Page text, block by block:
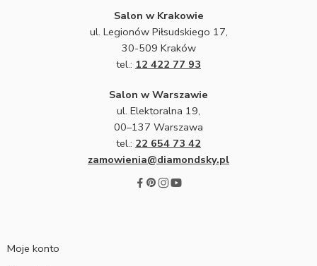
Salon w Krakowie
ul. Legionów Piłsudskiego 17,
30-509 Kraków
tel.: 12 422 77 93
Salon w Warszawie
ul. Elektoralna 19,
00–137 Warszawa
tel.: 22 654 73 42
zamowienia@diamondsky.pl
Moje konto